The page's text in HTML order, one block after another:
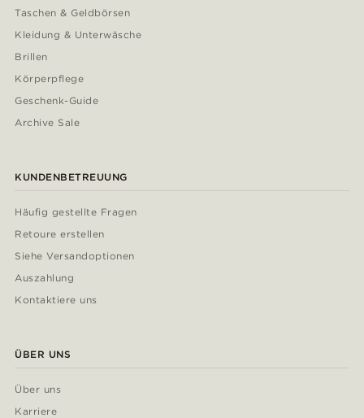
Taschen & Geldbörsen
Kleidung & Unterwäsche
Brillen
Körperpflege
Geschenk-Guide
Archive Sale
KUNDENBETREUUNG
Häufig gestellte Fragen
Retoure erstellen
Siehe Versandoptionen
Auszahlung
Kontaktiere uns
ÜBER UNS
Über uns
Karriere